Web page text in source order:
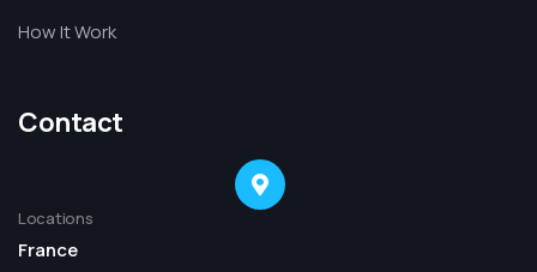
How It Work
Contact
Locations
France